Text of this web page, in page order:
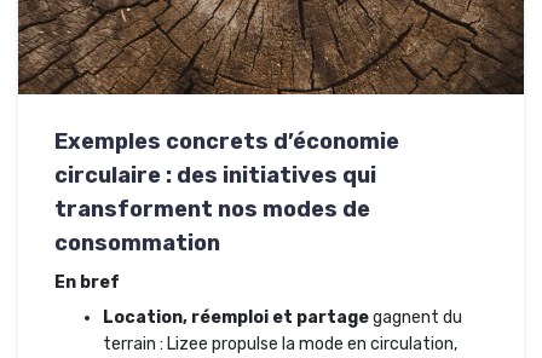
Exemples concrets d’économie
circulaire : des initiatives qui
transforment nos modes de
consommation
En bref
Location, réemploi et partagegagnent du
terrain : Lizee propulse la mode en circulation,